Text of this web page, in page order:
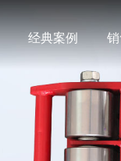
经典案例